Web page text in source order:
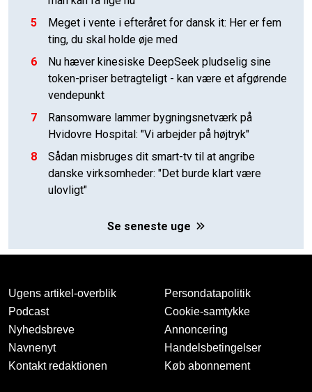
5
Meget i vente i efteråret for dansk it: Her er fem
ting, du skal holde øje med
6
Nu hæver kinesiske DeepSeek pludselig sine
token-priser betragteligt - kan være et afgørende
vendepunkt
7
Ransomware lammer bygningsnetværk på
Hvidovre Hospital: "Vi arbejder på højtryk"
8
Sådan misbruges dit smart-tv til at angribe
danske virksomheder: "Det burde klart være
ulovligt"
Se seneste uge
Ugens artikel-overblik
Podcast
Nyhedsbreve
Navnenyt
Kontakt redaktionen
Persondatapolitik
Cookie-samtykke
Annoncering
Handelsbetingelser
Køb abonnement